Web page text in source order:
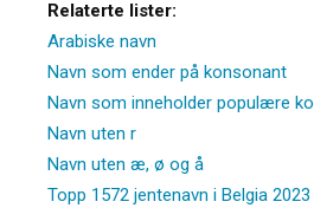
Relaterte lister:
Arabiske navn
Navn som ender på konsonant
Navn som inneholder populære
Navn uten r
Navn uten æ, ø og å
Topp 1572 jentenavn i Belgia 2023